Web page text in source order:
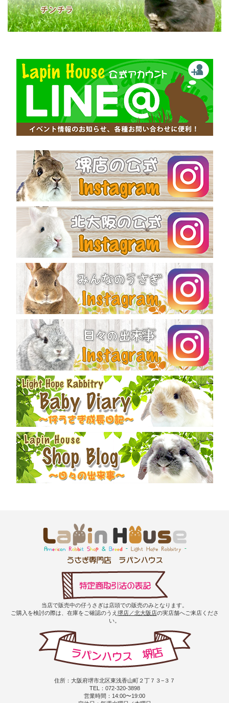
当店で販売中の仔うさぎは店頭での販売のみとなります。
ご購入を検討の際は、在庫をご確認のうえ 堺店／北大阪店の実店舗へご来店くださ
い。
住所：大阪府堺市北区東浅香山町２丁７３−３７
TEL：072-320-3898
営業時間：14:00〜19:00